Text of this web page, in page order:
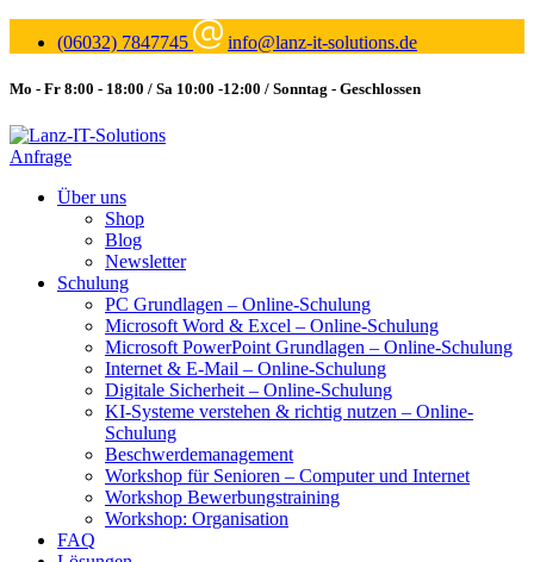
(06032) 7847745 info@lanz-it-solutions.de
Mo - Fr 8:00 - 18:00 / Sa 10:00 -12:00 / Sonntag - Geschlossen
Anfrage
Über uns
Shop
Blog
Newsletter
Schulung
PC Grundlagen – Online-Schulung
Microsoft Word & Excel – Online-Schulung
Microsoft PowerPoint Grundlagen – Online-Schulung
Internet & E-Mail – Online-Schulung
Digitale Sicherheit – Online-Schulung
KI-Systeme verstehen & richtig nutzen – Online-
Schulung
Beschwerdemanagement
Workshop für Senioren – Computer und Internet
Workshop Bewerbungstraining
Workshop: Organisation
FAQ